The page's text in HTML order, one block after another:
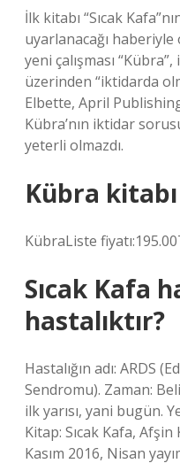
İlk kitabı “Sıcak
uyarlanacağı haberiyle
yeni çalışması
üzerinden “iktidarda
Elbette, April
Kübra’nın iktidar
yeterli olmazdı.
Kübra
KübraListe
Sıcak Kafa
hastalıktır?
Hastalığın adı: ARDS
Sendromu). Zaman:
ilk yarısı, yani bugün.
Kitap: Sıcak Kafa,
Kasım 2016, Nisan